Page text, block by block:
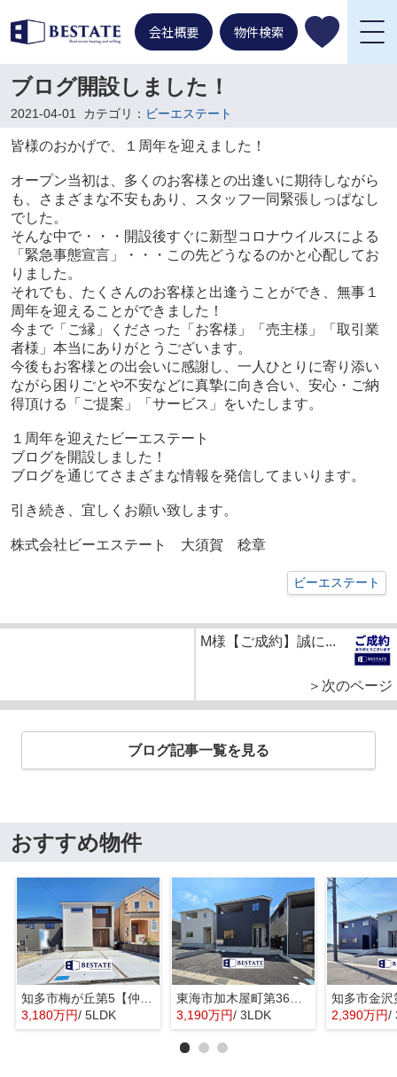
会社概要 物件検索
ブログ開設しました！
2021-04-01 カテゴリ： ビーエステート
皆様のおかげで、 １周年を迎えました！
オープン当初は、多くのお客様との出逢いに期待しながら
も、さまざまな不安もあり、スタッフ一同緊張しっぱなし
でした。
そんな中で・・・開設後すぐに新型コロナウイルスによる
「緊急事態宣言」・・・この先どうなるのかと心配してお
りました。
それでも、たくさんのお客様と出逢うことができ、無事１
周年を迎えることができました！
今まで「ご縁」くださった「お客様」「売主様」「取引業
者様」本当にありがとうございます。
今後もお客様との出会いに感謝し、一人ひとりに寄り添い
ながら困りごとや不安などに真摯に向き合い、安心・ご納
得頂ける「ご提案」「サービス」をいたします。
１周年を迎えたビーエステート
ブログを開設しました！
ブログを通じてさまざまな情報を発信してまいります。
引き続き、宜しくお願い致します。
株式会社ビーエステート 大須賀 稔章
ビーエステート
M様【ご成約】誠に...
＞次のページ
ブログ記事一覧を見る
おすすめ物件
3,180万円/ 5LDK
3,190万円/ 3LDK 2,390万円/